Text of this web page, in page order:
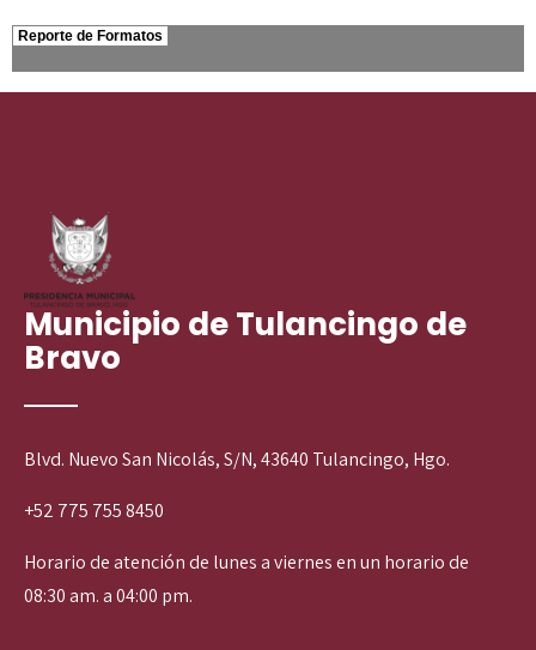
Municipio de Tulancingo de
Bravo
Blvd. Nuevo San Nicolás, S/N, 43640 Tulancingo, Hgo.
+52 775 755 8450
Horario de atención de lunes a viernes en un horario de
08:30 am. a 04:00 pm.